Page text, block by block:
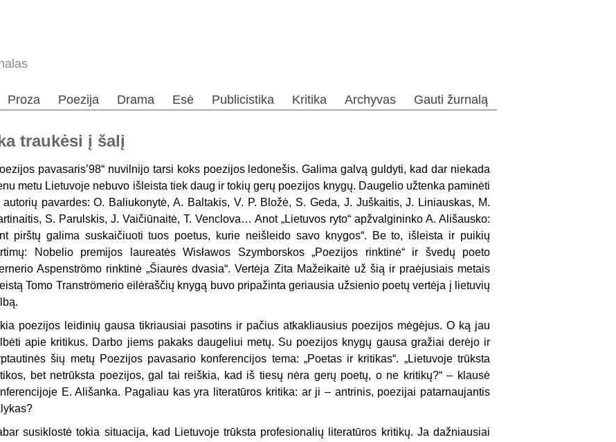
Proza Poezija Drama Esė Publicistika Kritika Archyvas Gauti žurnalą
traukėsi į šalį
pavasaris’98“ nuvilnijo tarsi koks poezijos ledonešis. Galima galvą guldyti, kad dar niekada
metu Lietuvoje nebuvo išleista tiek daug ir tokių gerų poezijos knygų. Daugelio užtenka paminėti
autorių pavardes: O. Baliukonytė, A. Baltakis, V. P. Bložė, S. Geda, J. Juškaitis, J. Liniauskas, M.
S. Parulskis, J. Vaičiūnaitė, T. Venclova… Anot „Lietuvos ryto“ apžvalgininko A. Ališausko:
pirštų galima suskaičiuoti tuos poetus, kurie neišleido savo knygos“. Be to, išleista ir puikių
Nobelio premijos laureatės Wisławos Szymborskos „Poezijos rinktinė“ ir švedų poeto
Aspenströmo rinktinė „Šiaurės dvasia“. Vertėja Zita Mažeikaitė už šią ir praėjusiais metais
Tomo Tranströmerio eilėraščių knygą buvo pripažinta geriausia užsienio poetų vertėja į lietuvių
poezijos leidinių gausa tikriausiai pasotins ir pačius atkakliausius poezijos mėgėjus. O ką jau
apie kritikus. Darbo jiems pakaks daugeliui metų. Su poezijos knygų gausa gražiai derėjo ir
šių metų Poezijos pavasario konferencijos tema: „Poetas ir kritikas“. „Lietuvoje trūksta
bet netrūksta poezijos, gal tai reiškia, kad iš tiesų nėra gerų poetų, o ne kritikų?“ – klausė
E. Ališanka. Pagaliau kas yra literatūros kritika: ar ji – antrinis, poezijai patarnaujantis
susiklostė tokia situacija, kad Lietuvoje trūksta profesionalių literatūros kritikų. Ja dažniausiai